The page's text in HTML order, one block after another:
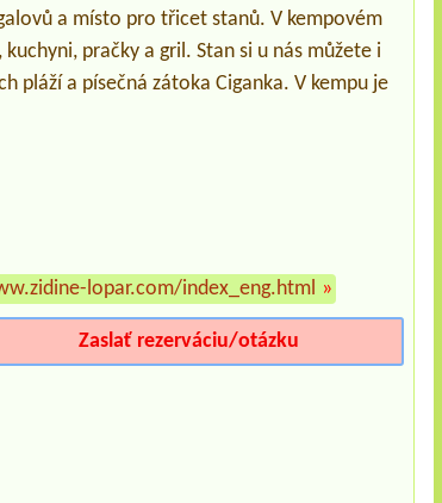
a místo pro třicet stanů. V kempovém
pračky a gril. Stan si u nás můžete i
pláží a písečná zátoka Ciganka. V kempu je
lopar.com/index_eng.html »
Zaslať rezerváciu/otázku